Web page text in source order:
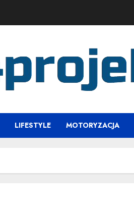
LIFESTYLE MOTORYZACJA